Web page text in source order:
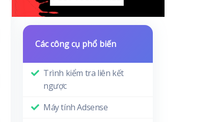
Các công cụ phổ biến
Trình kiểm tra liên kết
ngược
Máy tính Adsense